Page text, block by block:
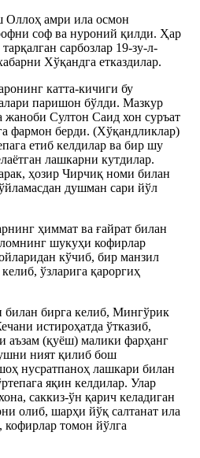
Оллоҳ амри ила осмон
соф ва нуроний қилди. Ҳар
сарбозлар 19-зу-л-
Хўқандга етказдилар.
катта-кичиги бу
паришон бўлди. Мазкур
Султон Саид хон суръат
фармон берди. (Хўқандликлар)
етиб келдилар ва бир шу
лашкарни кутдилар.
ҳозир Чирчиқ номи билан
душман сари йўл
ҳиммат ва ғайрат билан
шукуҳи кофирлар
кўчиб, бир манзил
ўзларига қароргиҳ
бирга келиб, Мингўрик
истироҳатда ўтказиб,
аъзам (қуёш) малики фарҳанг
ният қилиб бош
нусратпаноҳ лашкари билан
яқин келдилар. Улар
саккиз-ўн қарич келадиган
олиб, шарҳи йўқ салтанат ила
кофирлар томон йўлга